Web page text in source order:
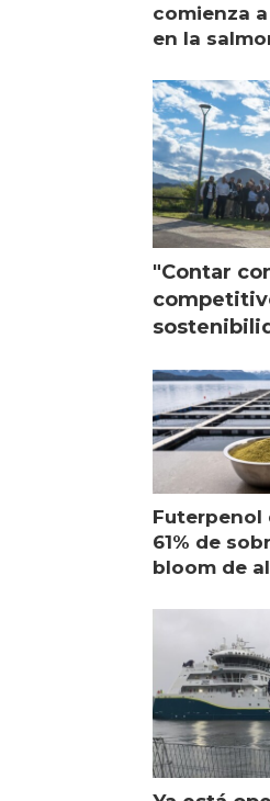
comienza
en la
"Contar
Futerpenol
61% de
bloom de